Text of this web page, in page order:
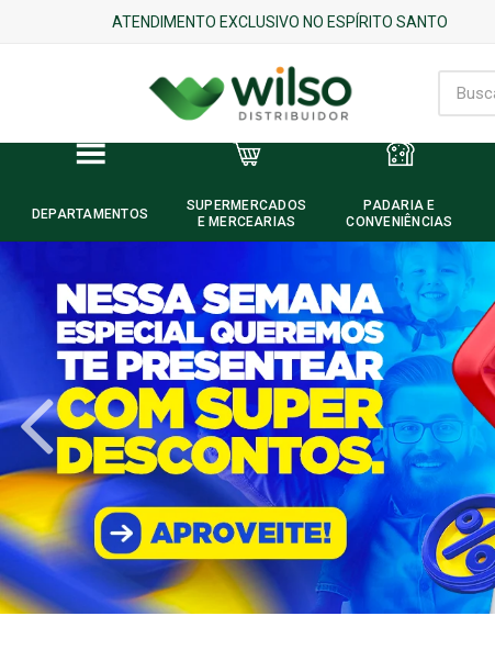
ATENDIMENTO EXCLUSIVO NO ESPÍRITO SANTO
DEPARTAMENTOS
SUPERMERCADOS
E MERCEARIAS
PADARIA E
CONVENIÊNCIAS